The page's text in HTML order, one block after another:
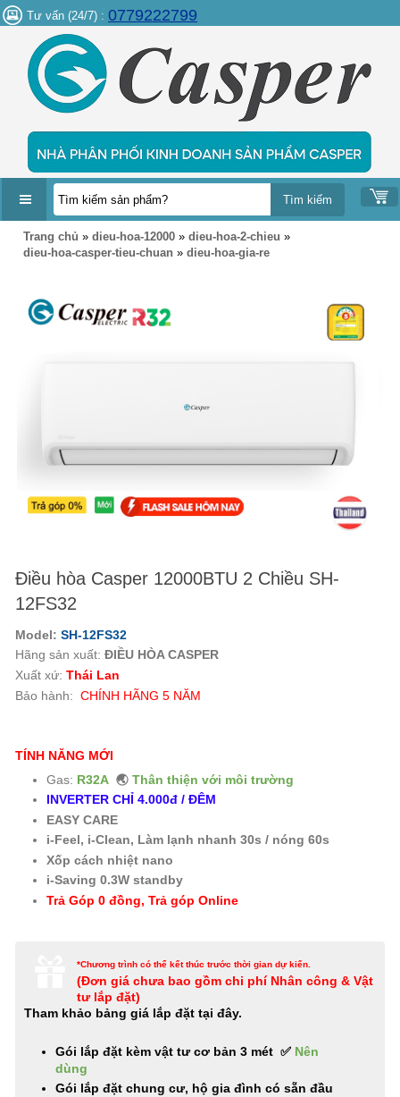
Tư vấn (24/7) : 0779222799
DANH
MỤC
Trang chủ » dieu-hoa-12000 » dieu-hoa-2-chieu »
dieu-hoa-casper-tieu-chuan » dieu-hoa-gia-re
Điều hòa Casper 12000BTU 2 Chiều SH-
12FS32
Model: SH-12FS32
Hãng sản xuất: ĐIỀU HÒA CASPER
Xuất xứ: Thái Lan
Bảo hành: CHÍNH HÃNG 5 NĂM
TÍNH NĂNG MỚI
Gas: R32A 🌏 Thân thiện với môi trường
INVERTER CHỈ 4.000đ / ĐÊM
EASY CARE
i-Feel, i-Clean, Làm lạnh nhanh 30s / nóng 60s
Xốp cách nhiệt nano
i-Saving 0.3W standby
Trả Góp 0 đồng, Trả góp Online
*Chương trình có thể kết thúc trước thời gian dự kiến.
(Đơn giá chưa bao gồm chi phí Nhân công & Vật
tư lắp đặt)
Tham khảo bảng giá lắp đặt tại đây.
Gói lắp đặt kèm vật tư cơ bản 3 mét ✅ Nên
dùng
Gói lắp đặt chung cư, hộ gia đình có sẵn đầu